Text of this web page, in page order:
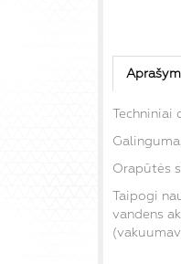
Techniniai
Orapūtės
Taipogi
vandens